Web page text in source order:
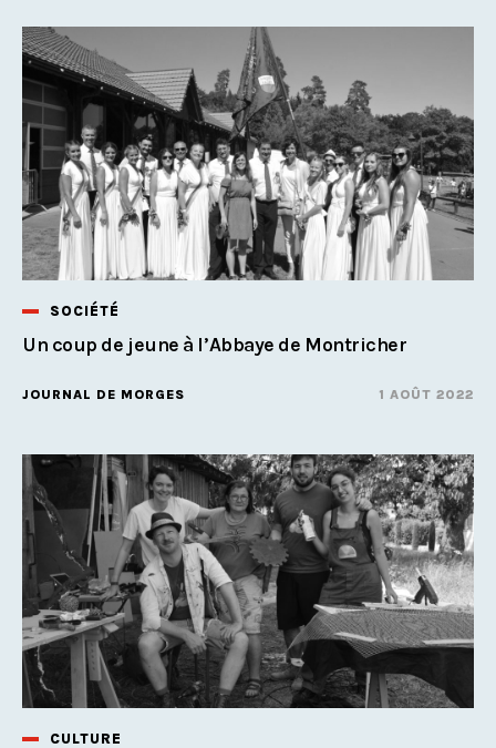
SOCIÉTÉ
Un coup de jeune à l’Abbaye de Montricher
JOURNAL DE MORGES 1 AOÛT 2022
CULTURE